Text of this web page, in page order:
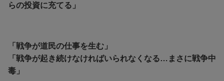
らの投資に充てる」
「戦争が道民の仕事を生む」
「戦争が起き続けなければいられなくなる…まさに戦争中
毒」